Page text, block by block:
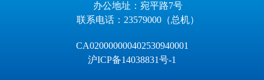
办公地址：宛平路7号
联系电话：23579000（总机）
CA020000000402530940001
沪ICP备14038831号-1